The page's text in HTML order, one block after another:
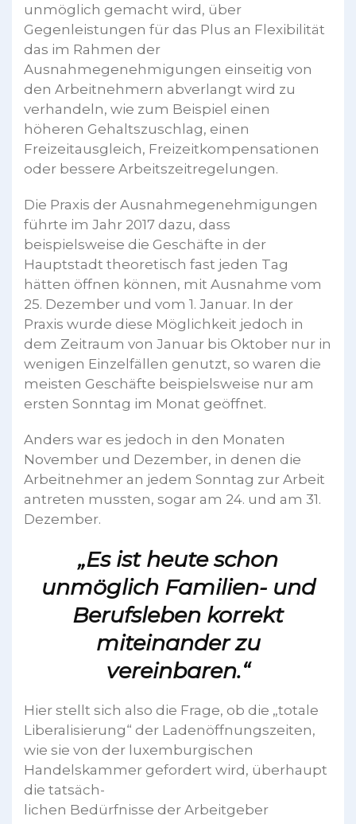
unmöglich gemacht wird, über
Gegenleistungen für das Plus an Flexibilität
das im Rahmen der
Ausnahmegenehmigungen einseitig von
den Arbeitnehmern abverlangt wird zu
verhandeln, wie zum Beispiel einen
höheren Gehaltszuschlag, einen
Freizeitausgleich, Freizeitkompensationen
oder bessere Arbeitszeitregelungen.
Die Praxis der Ausnahmegenehmigungen
führte im Jahr 2017 dazu, dass
beispielsweise die Geschäfte in der
Hauptstadt theoretisch fast jeden Tag
hätten öffnen können, mit Ausnahme vom
25. Dezember und vom 1. Januar. In der
Praxis wurde diese Möglichkeit jedoch in
dem Zeitraum von Januar bis Oktober nur in
wenigen Einzelfällen genutzt, so waren die
meisten Geschäfte beispielsweise nur am
ersten Sonntag im Monat geöffnet.
Anders war es jedoch in den Monaten
November und Dezember, in denen die
Arbeitnehmer an jedem Sonntag zur Arbeit
antreten mussten, sogar am 24. und am 31.
Dezember.
„Es ist heute schon
unmöglich Familien- und
Berufsleben korrekt
miteinander zu
vereinbaren.“
Hier stellt sich also die Frage, ob die „totale
Liberalisierung“ der Ladenöffnungszeiten,
wie sie von der luxemburgischen
Handelskammer gefordert wird, überhaupt
die tatsäch-
lichen Bedürfnisse der Arbeitgeber